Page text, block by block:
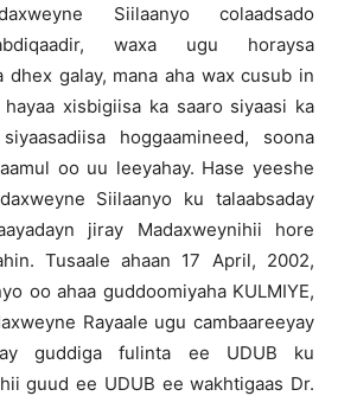
Siilaanyo colaadsado
waxa ugu horaysa
dhex galay, mana aha wax cusub in
hayaa xisbigiisa ka saaro siyaasi ka
hoggaamineed, soona
oo uu leeyahay. Hase yeeshe
Siilaanyo ku talaabsaday
jiray Madaxweynihii hore
Tusaale ahaan 17 April, 2002,
oo ahaa guddoomiyaha KULMIYE,
Rayaale ugu cambaareeyay
guddiga fulinta ee UDUB ku
guud ee UDUB ee wakhtigaas Dr.